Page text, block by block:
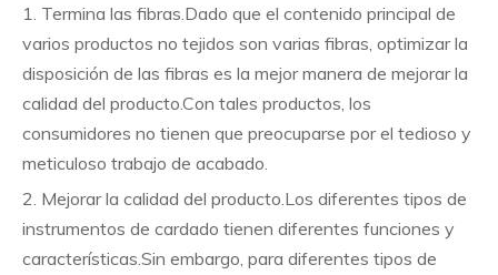
1. Termina las fibras.Dado que el contenido principal de
varios productos no tejidos son varias fibras, optimizar la
disposición de las fibras es la mejor manera de mejorar la
calidad del producto.Con tales productos, los
consumidores no tienen que preocuparse por el tedioso y
meticuloso trabajo de acabado.
2. Mejorar la calidad del producto.Los diferentes tipos de
instrumentos de cardado tienen diferentes funciones y
características.Sin embargo, para diferentes tipos de